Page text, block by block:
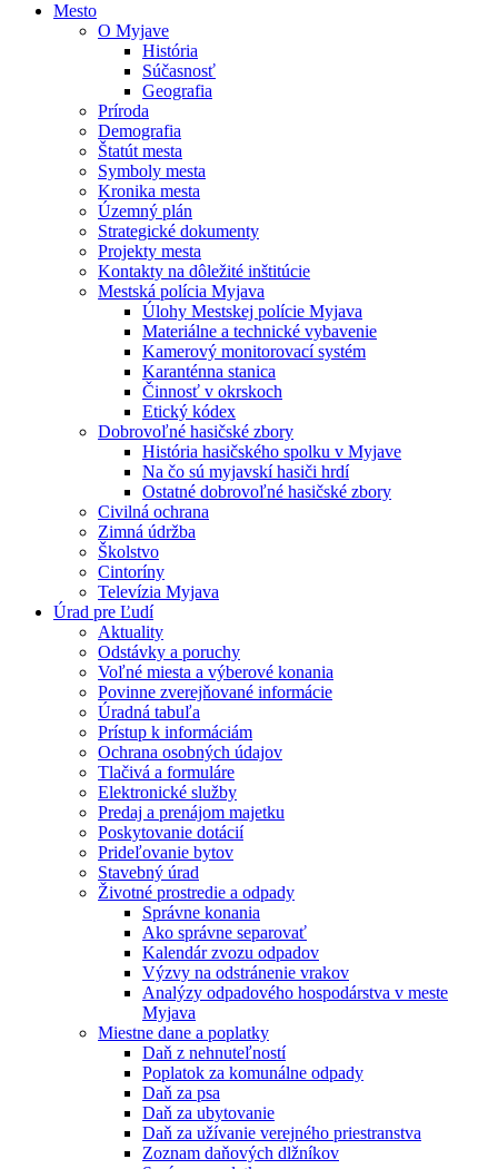
Mesto
O Myjave
História
Súčasnosť
Geografia
Príroda
Demografia
Štatút mesta
Symboly mesta
Kronika mesta
Územný plán
Strategické dokumenty
Projekty mesta
Kontakty na dôležité inštitúcie
Mestská polícia Myjava
Úlohy Mestskej polície Myjava
Materiálne a technické vybavenie
Kamerový monitorovací systém
Karanténna stanica
Činnosť v okrskoch
Etický kódex
Dobrovoľné hasičské zbory
História hasičského spolku v Myjave
Na čo sú myjavskí hasiči hrdí
Ostatné dobrovoľné hasičské zbory
Civilná ochrana
Zimná údržba
Školstvo
Cintoríny
Televízia Myjava
Úrad pre Ľudí
Aktuality
Odstávky a poruchy
Voľné miesta a výberové konania
Povinne zverejňované informácie
Úradná tabuľa
Prístup k informáciám
Ochrana osobných údajov
Tlačivá a formuláre
Elektronické služby
Predaj a prenájom majetku
Poskytovanie dotácií
Prideľovanie bytov
Stavebný úrad
Životné prostredie a odpady
Správne konania
Ako správne separovať
Kalendár zvozu odpadov
Výzvy na odstránenie vrakov
Analýzy odpadového hospodárstva v meste
Myjava
Miestne dane a poplatky
Daň z nehnuteľností
Poplatok za komunálne odpady
Daň za psa
Daň za ubytovanie
Daň za užívanie verejného priestranstva
Zoznam daňových dlžníkov